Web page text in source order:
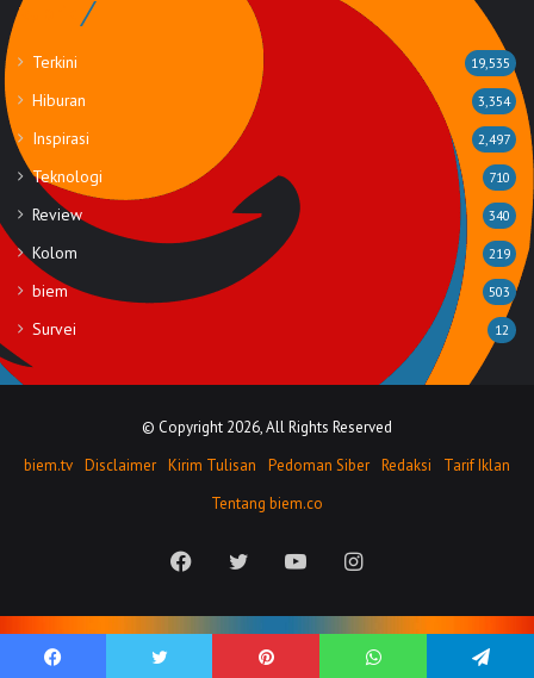
Rubrik
Terkini 19,535
Hiburan 3,354
Inspirasi 2,497
Teknologi 710
Review 340
Kolom 219
biem 503
Survei 12
© Copyright 2026, All Rights Reserved
biem.tv Disclaimer Kirim Tulisan Pedoman Siber Redaksi
Tarif Iklan
Tentang biem.co
FacebookTwitter YouTubeInstagram